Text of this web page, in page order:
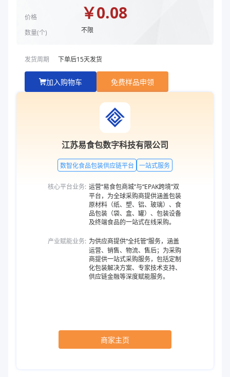
价格
数量(个)
￥0.08
不限
发货周期 下单后15天发货
加入购物车 免费样品申领
江苏易食包数字科技有限公司
数智化食品包装供应链平台 一站式服务
核心平台业务: 运营“易食包商城”与“EPAK跨境”双
平台，为全球采购商提供涵盖包装
原材料（纸、塑、铝、玻璃）、食
品包装（袋、盒、罐）、包装设备
及终端食品的一站式在线采购。
产业赋能业务: 为供应商提供“全托管”服务，涵盖
运营、销售、物流、售后；为采购
商提供一站式采购服务，包括定制
化包装解决方案、专家技术支持、
供应链金融等深度赋能服务。
商家主页